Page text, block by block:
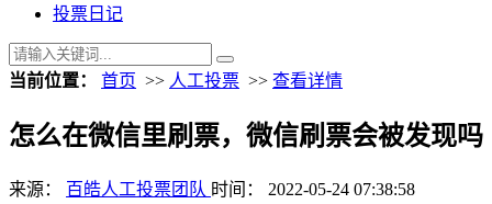
投票日记
当前位置： 首页 >> 人工投票 >> 查看详情
怎么在微信里刷票，微信刷票会被发现吗
来源： 百皓人工投票团队 时间： 2022-05-24 07:38:58